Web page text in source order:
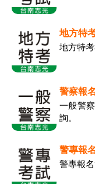
地方特
地方特
警察報
一般警
詢。
警專報
警專報